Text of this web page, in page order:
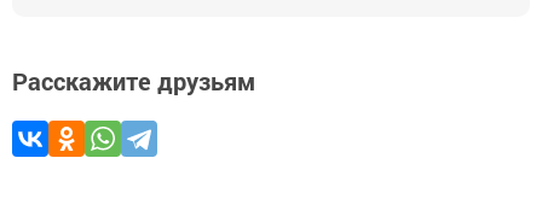
Расскажите друзьям